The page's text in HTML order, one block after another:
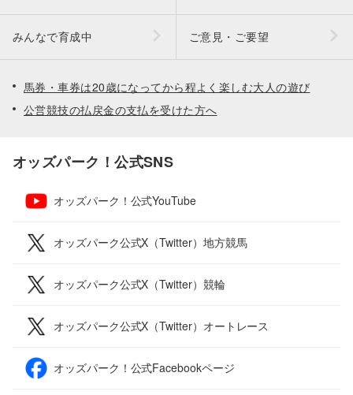
みんなで育成中 ご意見・ご要望
馬券・車券は20歳になってから程よく楽しむ大人の遊び
公営競技の払戻金の支払を受けた方へ
オッズパーク！公式SNS
オッズパーク！公式YouTube
オッズパーク公式X（Twitter）地方競馬
オッズパーク公式X（Twitter）競輪
オッズパーク公式X（Twitter）オートレース
オッズパーク！公式Facebookページ